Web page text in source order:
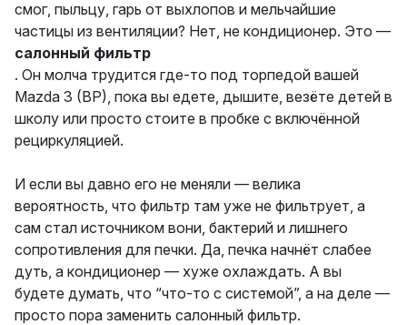
смог, пыльцу, гарь от выхлопов и мельчайшие
частицы из вентиляции? Нет, не кондиционер. Это —
салонный фильтр
. Он молча трудится где-то под торпедой вашей
Mazda 3 (BP), пока вы едете, дышите, везёте детей в
школу или просто стоите в пробке с включённой
рециркуляцией.
И если вы давно его не меняли — велика
вероятность, что фильтр там уже не фильтрует, а
сам стал источником вони, бактерий и лишнего
сопротивления для печки. Да, печка начнёт слабее
дуть, а кондиционер — хуже охлаждать. А вы
будете думать, что “что-то с системой”, а на деле —
просто пора заменить салонный фильтр.